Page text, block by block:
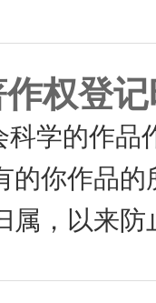
权登
科学的作
的你作品
属，以来